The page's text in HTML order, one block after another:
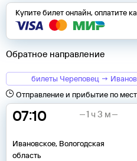
Купите билет онлайн, оплатите
Обратное направление
билеты Череповец →
Отправление и прибытие по
07:10
Ивановское, Вологодская
область
1 ч 3 м